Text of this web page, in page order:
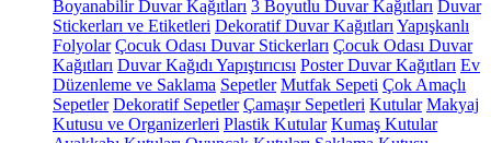
Boyanabilir Duvar Kağıtları 3 Boyutlu Duvar Kağıtları Duvar
Stickerları ve Etiketleri Dekoratif Duvar Kağıtları Yapışkanlı
Folyolar Çocuk Odası Duvar Stickerları Çocuk Odası Duvar
Kağıtları Duvar Kağıdı Yapıştırıcısı Poster Duvar Kağıtları Ev
Düzenleme ve Saklama Sepetler Mutfak Sepeti Çok Amaçlı
Sepetler Dekoratif Sepetler Çamaşır Sepetleri Kutular Makyaj
Kutusu ve Organizerleri Plastik Kutular Kumaş Kutular